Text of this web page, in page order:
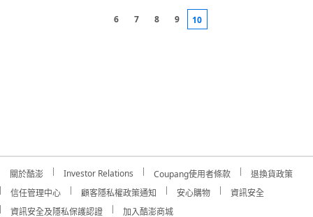
6 7 8 9 10
關於酷澎 Investor Relations Coupang使用者條款
退換貨政策
信任管理中心
顧客隱私權政策通知 安心購物
資訊安全
資訊安全及隱私保護認證
加入酷澎商城